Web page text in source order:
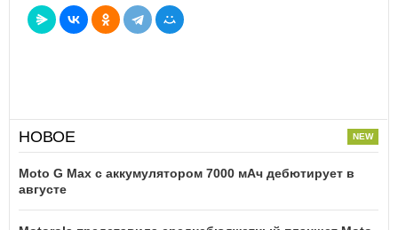
НОВОЕ
Moto G Max с аккумулятором 7000 мАч дебютирует в
августе